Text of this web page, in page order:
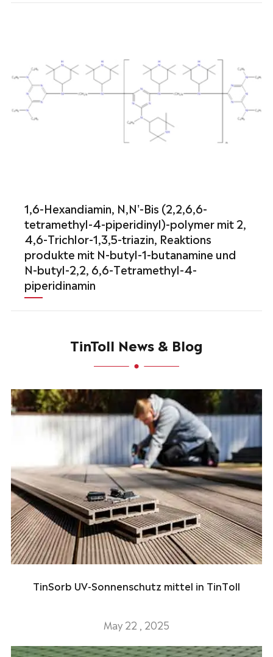
1,6-Hexandiamin, N,N'-Bis (2,2,6,6-
tetramethyl-4-piperidinyl)-polymer mit 2,
4,6-Trichlor-1,3,5-triazin, Reaktions
produkte mit N-butyl-1-butanamine und
N-butyl-2,2, 6,6-Tetramethyl-4-
piperidinamin
TinToll News & Blog
TinSorb UV-Sonnenschutz mittel in TinToll
May 22 , 2025